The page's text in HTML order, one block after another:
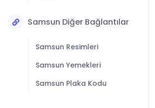
Samsun Diğer Bağlantılar
Samsun Resimleri
Samsun Yemekleri
Samsun Plaka Kodu